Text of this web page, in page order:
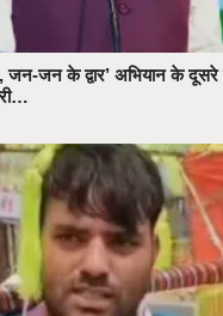
जन के द्वार’ अभियान के